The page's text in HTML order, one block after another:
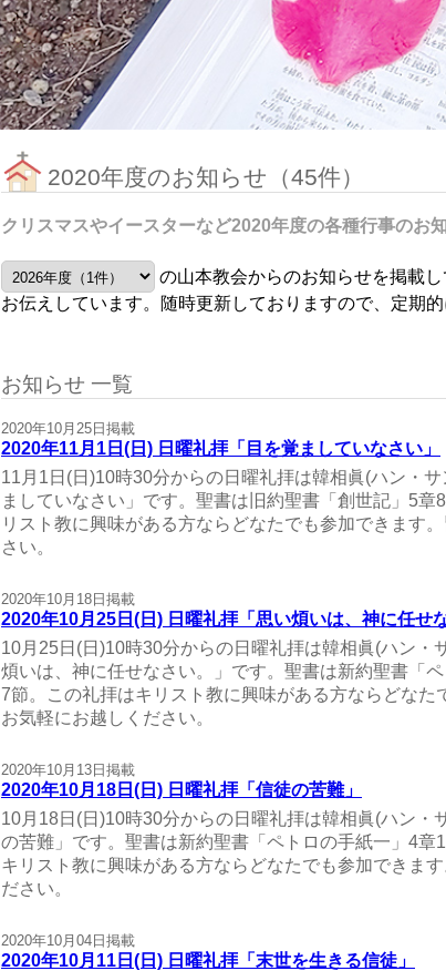
2020年度のお知らせ（45件）
クリスマスやイースターなど2020年度の各種行事のお
の山本教会からのお知らせを掲載
お伝えしています。随時更新しておりますので、定期
お知らせ 一覧
2020年10月25日掲載
2020年11月1日(日) 日曜礼拝「目を覚ましていなさい」
11月1日(日)10時30分からの日曜礼拝は韓相眞(ハン・
ましていなさい」です。聖書は旧約聖書「創世記」5章
リスト教に興味がある方ならどなたでも参加できます
さい。
2020年10月18日掲載
2020年10月25日(日) 日曜礼拝「思い煩いは、神に任せ
10月25日(日)10時30分からの日曜礼拝は韓相眞(ハン・
煩いは、神に任せなさい。」です。聖書は新約聖書「
7節。この礼拝はキリスト教に興味がある方ならどなた
お気軽にお越しください。
2020年10月13日掲載
2020年10月18日(日) 日曜礼拝「信徒の苦難」
10月18日(日)10時30分からの日曜礼拝は韓相眞(ハン・
の苦難」です。聖書は新約聖書「ペトロの手紙一」4章
キリスト教に興味がある方ならどなたでも参加できま
ださい。
2020年10月04日掲載
2020年10月11日(日) 日曜礼拝「末世を生きる信徒」